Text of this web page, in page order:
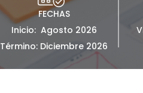
FECHAS
Inicio: Agosto 2026
Término: Diciembre 2026